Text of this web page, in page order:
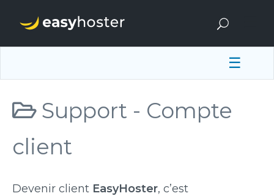
☰
Support - Compte
client
Devenir client EasyHoster, c’est